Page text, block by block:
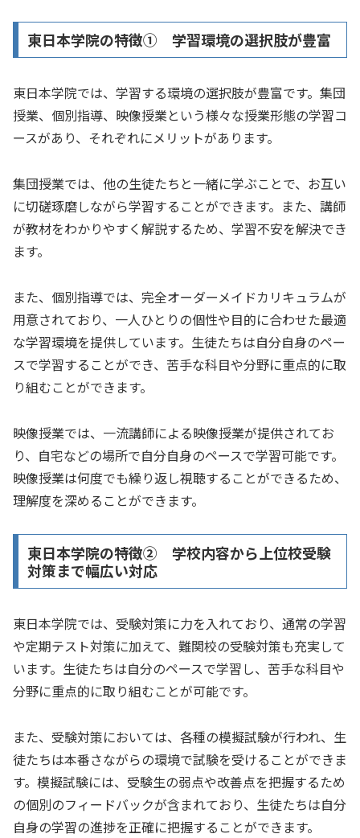
東日本学院の特徴① 学習環境の選択肢が豊富
東日本学院では、学習する環境の選択肢が豊富です。集団
授業、個別指導、映像授業という様々な授業形態の学習コ
ースがあり、それぞれにメリットがあります。
集団授業では、他の生徒たちと一緒に学ぶことで、お互い
に切磋琢磨しながら学習することができます。また、講師
が教材をわかりやすく解説するため、学習不安を解決でき
ます。
また、個別指導では、完全オーダーメイドカリキュラムが
用意されており、一人ひとりの個性や目的に合わせた最適
な学習環境を提供しています。生徒たちは自分自身のペー
スで学習することができ、苦手な科目や分野に重点的に取
り組むことができます。
映像授業では、一流講師による映像授業が提供されてお
り、自宅などの場所で自分自身のペースで学習可能です。
映像授業は何度でも繰り返し視聴することができるため、
理解度を深めることができます。
東日本学院の特徴② 学校内容から上位校受験
対策まで幅広い対応
東日本学院では、受験対策に力を入れており、通常の学習
や定期テスト対策に加えて、難関校の受験対策も充実して
います。生徒たちは自分のペースで学習し、苦手な科目や
分野に重点的に取り組むことが可能です。
また、受験対策においては、各種の模擬試験が行われ、生
徒たちは本番さながらの環境で試験を受けることができま
す。模擬試験には、受験生の弱点や改善点を把握するため
の個別のフィードバックが含まれており、生徒たちは自分
自身の学習の進捗を正確に把握することができます。